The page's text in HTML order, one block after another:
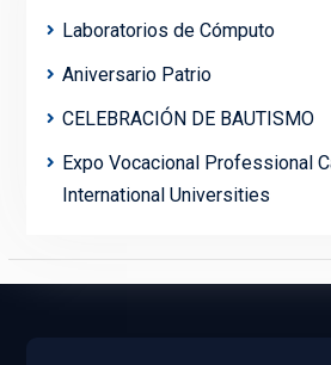
Laboratorios de Cómputo
Aniversario Patrio
CELEBRACIÓN DE BAUTISMO
Expo Vocacional Professional
International Universities